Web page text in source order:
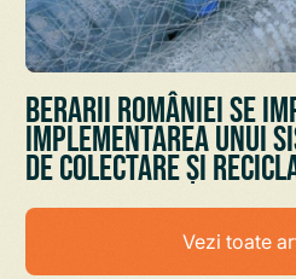
Berarii României se
implementarea unui
de colectare și
Vezi toate